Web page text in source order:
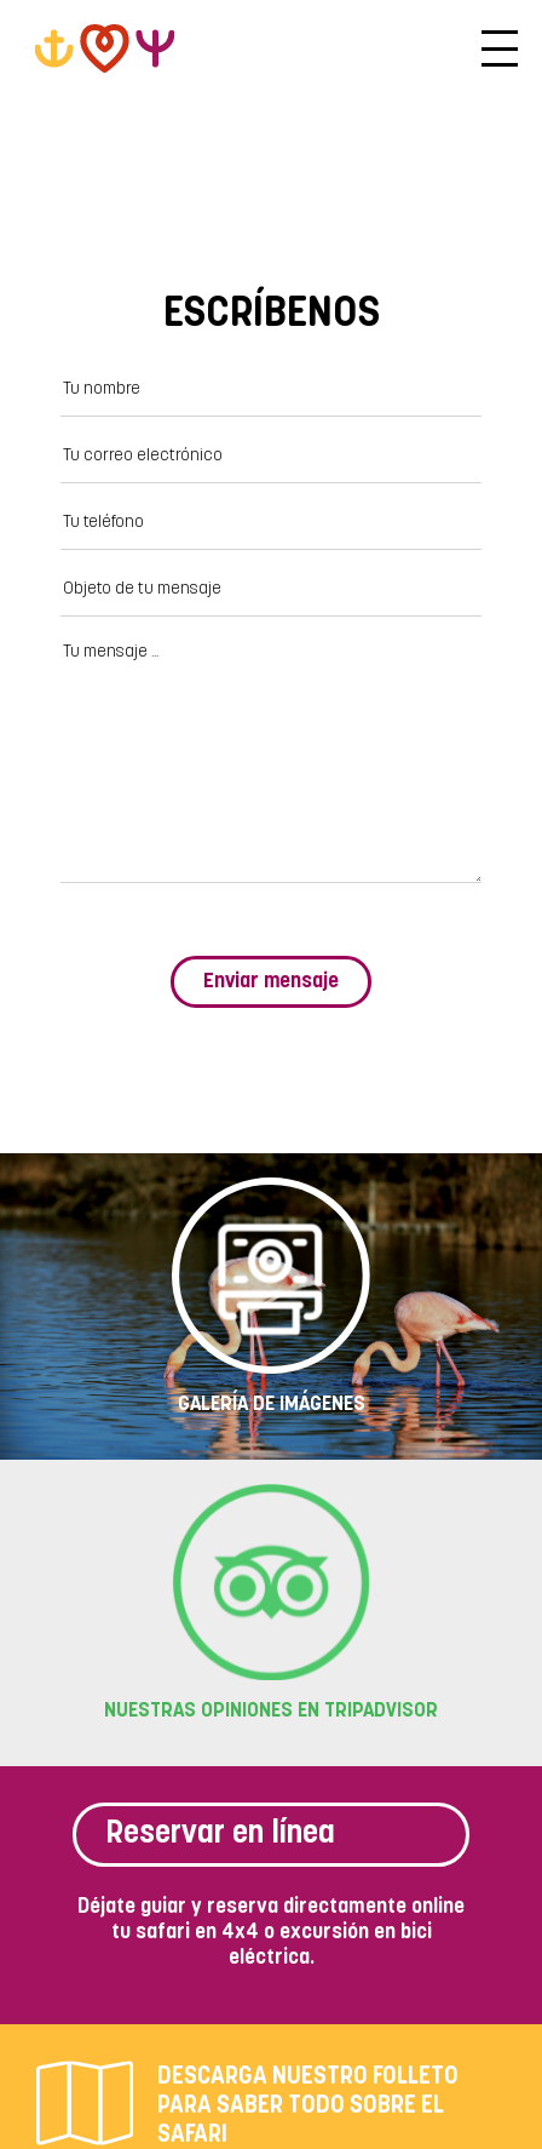
ESCRÍBENOS
Enviar mensaje
GALERÍA DE IMÁGENES
NUESTRAS OPINIONES EN TRIPADVISOR
Reservar en línea
Déjate guiar y reserva directamente online
tu safari en 4x4 o excursión en bici
eléctrica.
DESCARGA NUESTRO FOLLETO
PARA SABER TODO SOBRE EL
SAFARI